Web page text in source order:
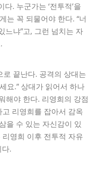
. 누군가는 ‘전투적’을
는 꼭 되물어야 한다. “너
느냐”고, 그런 넘치는 자
로 끝난다. 공격의 상대는
요.” 상대가 읽어서 하나
해야 한다. 리영희의 강점
리영희를 잡아서 감옥
을 수 있는 자신감이 있
리영희 이후 전투적 자유
.